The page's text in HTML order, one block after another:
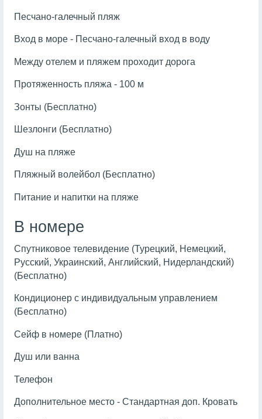
Песчано-галечный пляж
Вход в море - Песчано-галечный вход в воду
Между отелем и пляжем проходит дорога
Протяженность пляжа - 100 м
Зонты (Бесплатно)
Шезлонги (Бесплатно)
Душ на пляже
Пляжный волейбол (Бесплатно)
Питание и напитки на пляже
В номере
Спутниковое телевидение (Турецкий, Немецкий,
Русский, Украинский, Английский, Нидерландский)
(Бесплатно)
Кондиционер с индивидуальным управлением
(Бесплатно)
Сейф в номере (Платно)
Душ или ванна
Телефон
Дополнительное место - Стандартная доп. Кровать